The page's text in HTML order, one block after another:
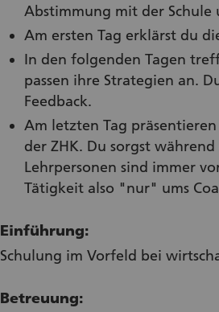
Abstimmung mit der Schule
Am ersten Tag erklärst du
In den folgenden Tagen
passen ihre Strategien an.
Feedback.
Am letzten Tag
der ZHK. Du sorgst
Lehrpersonen sind immer
Tätigkeit also "nur" ums
Einführung:
Schulung im Vorfeld bei
Betreuung: